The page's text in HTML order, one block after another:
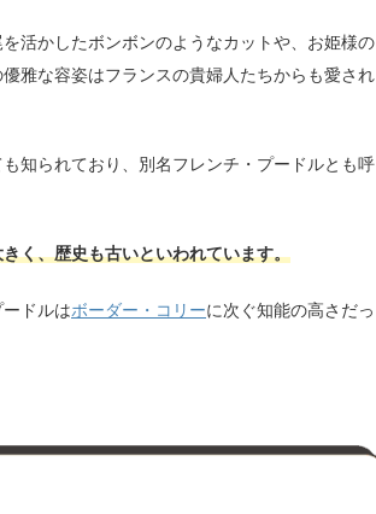
活かしたボンボンのようなカットや、お姫様の
雅な容姿はフランスの貴婦人たちからも愛され
知られており、別名フレンチ・プードルとも呼
く、歴史も古いといわれています。
ドルはボーダー・コリーに次ぐ知能の高さだっ